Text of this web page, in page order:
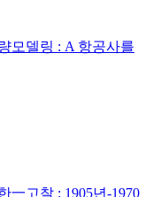
모델링 : A 항공사를
一고찰 : 1905년-1970